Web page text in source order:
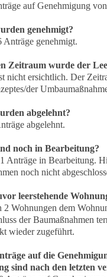
auf Genehmigung
genehmigt?
Anträge genehmigt.
Zeitraum wurde der
nicht ersichtlich. Der
der
abgelehnt?
abgelehnt.
noch in Bearbeitung?
Anträge in Bearbeitung.
noch nicht
leerstehende
2 Wohnungen dem
der Baumaßnahmen
wieder zugeführt.
auf die
sind nach den letzten